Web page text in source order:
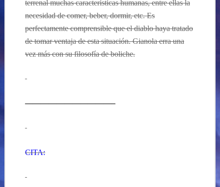
terrenal muchas características humanas, entre ellas la
necesidad de comer, beber, dormir, etc. Es
perfectamente comprensible que el diablo haya tratado
de tomar ventaja de esta situación. Gianola erra una
vez más con su filosofía de boliche.
———————————–
CITA: